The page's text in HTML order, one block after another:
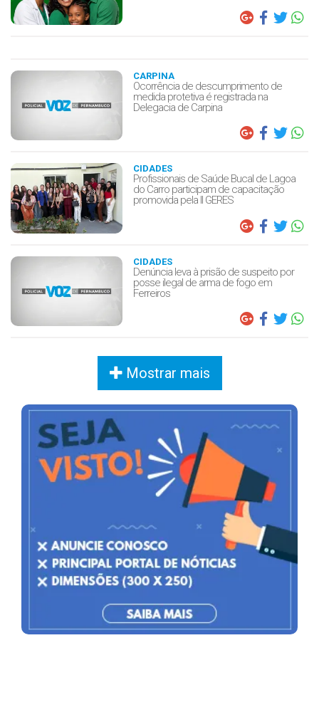
CARPINA
Ocorrência de descumprimento de
medida protetiva é registrada na
Delegacia de Carpina
CIDADES
Profissionais de Saúde Bucal de Lagoa
do Carro participam de capacitação
promovida pela II GERES
CIDADES
Denúncia leva à prisão de suspeito por
posse ilegal de arma de fogo em
Ferreiros
Mostrar mais